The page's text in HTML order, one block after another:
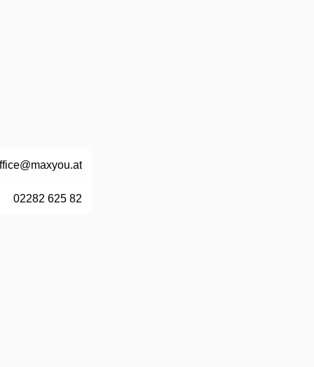
02282 625 82